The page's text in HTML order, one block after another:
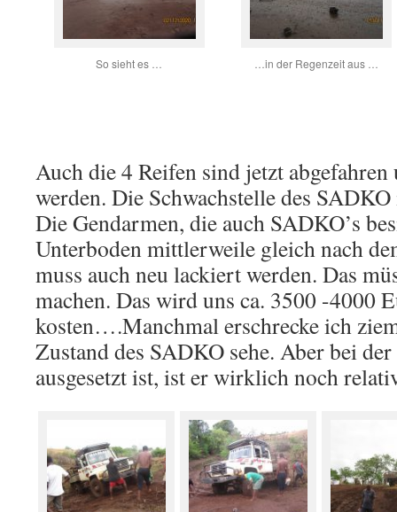
So sieht es … …in der Regenzeit aus …
Auch die 4 Reifen sind jetzt abgefahren
werden. Die Schwachstelle des
Die Gendarmen, die auch SADKO’s
Unterboden mittlerweile gleich nach
muss auch neu lackiert werden. Das
machen. Das wird uns ca. 3500 -4000
kosten….Manchmal erschrecke ich
Zustand des SADKO sehe. Aber bei
ausgesetzt ist, ist er wirklich noch